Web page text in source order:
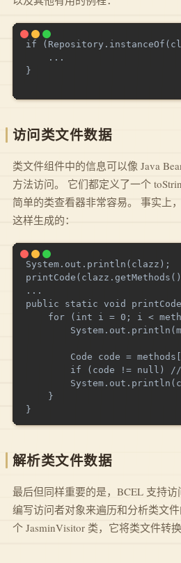
if
    ...
}
访问类文件数据
类文件组件中的信息可以像 Java
方法访问。 它们都定义了一个
简单的类查看器非常容易。 事实上
这样生成的：
System.out.println(clazz);
...
public static void
for (int i = 0; i <
Code code =
if (code != null)
    }
解析类文件数据
最后但同样重要的是，BCEL 支持
编写访问者对象来遍历和分析类文
个 JasminVisitor 类，它将类文件转换